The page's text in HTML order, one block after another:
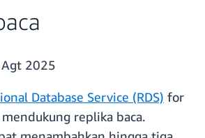
2025
Database Service (RDS) for
replika baca.